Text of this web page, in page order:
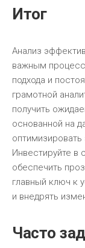
Итог
Анализ
важным
подхода и
грамотной
получить
основанной на
оптимизировать
Инвестируйте в
обеспечить
главный ключ к
и внедрять
Часто